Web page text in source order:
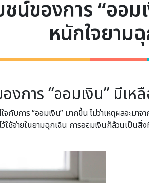
ชน์ของการ “ออม
หนักใจยาม
งการ “ออมเงิน” มีเห
บการ “ออมเงิน” มากขึ้น ไม่ว่าเหตุผลจะมาจ
ว้ใช้จ่ายในยามฉุกเฉิน การออมเงินก็ล้วนเ